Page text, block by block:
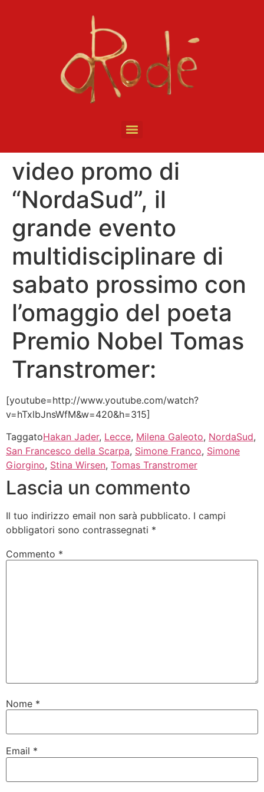
video promo di
“NordaSud”, il
grande evento
multidisciplinare di
sabato prossimo con
l’omaggio del poeta
Premio Nobel Tomas
Transtromer:
[youtube=http://www.youtube.com/watch?
v=hTxlbJnsWfM&w=420&h=315]
TaggatoHakan Jader, Lecce, Milena Galeoto, NordaSud,
San Francesco della Scarpa, Simone Franco, Simone
Giorgino, Stina Wirsen, Tomas Transtromer
Lascia un commento
Il tuo indirizzo email non sarà pubblicato. I campi
obbligatori sono contrassegnati *
Commento *
Nome *
Email *